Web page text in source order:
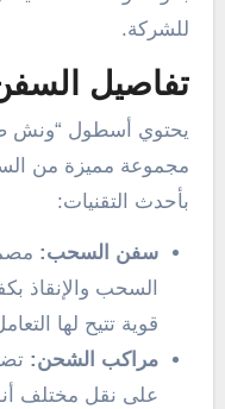
للشركة.
تفاصيل
يحتوي أسطول “ونش
مجموعة مميزة من
بأحدث التقنيات:
سفن السحب:
السحب والإنقاذ
قوية تتيح لها
مراكب الشحن:
على نقل مختلف